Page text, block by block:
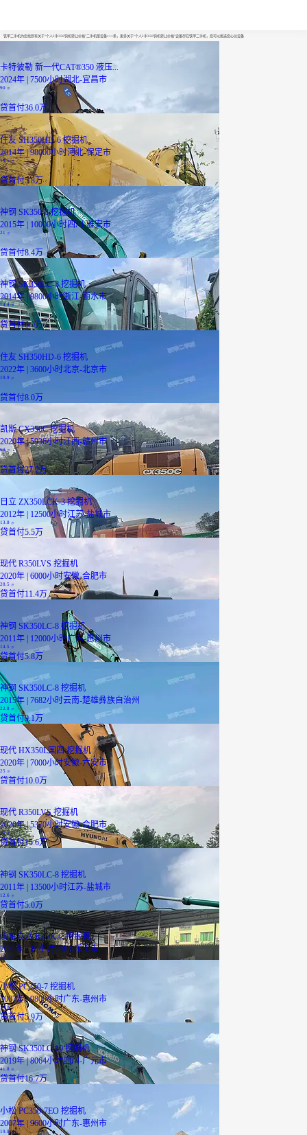
铁甲二手机为您找到有关于“个人2手350钩机转让价格”二手机型设备111条，更多关于“个人2手350钩机转让价格”设备尽在铁甲二手机，您可以挑选您心仪设备
卡特彼勒 新一代CAT®350 液压...
2024年 | 7500小时湖北-宜昌市
90 万
贷首付36.0万
住友 SH350HD-6 挖掘机
2014年 | 98000小时河北-保定市
14.5万
贷首付5.8万
神钢 SK350-8 挖掘机
2015年 | 10000小时四川-雅安市
21 万
贷首付8.4万
神钢 SK350LC-8 挖掘机
2014年 | 9800小时浙江-丽水市
14.9 万
贷首付6.0万
住友 SH350HD-6 挖掘机
2022年 | 3600小时北京-北京市
19.9 万
贷首付8.0万
凯斯 CX350C 挖掘机
2020年 | 5936小时江西-赣州市
68万
贷首付27.2万
日立 ZX350LCK-3 挖掘机
2012年 | 12500小时江苏-盐城市
13.8 万
贷首付5.5万
现代 R350LVS 挖掘机
2020年 | 6000小时安徽-合肥市
28.5 万
贷首付11.4万
神钢 SK350LC-8 挖掘机
2011年 | 12000小时广东-惠州市
14.5 万
贷首付5.8万
神钢 SK350LC-8 挖掘机
2015年 | 7682小时云南-楚雄彝族自治州
22.8 万
贷首付9.1万
现代 HX350L国四 挖掘机
2020年 | 7000小时安徽-六安市
25
贷首付10.0万
现代 R350LVS 挖掘机
2020年 | 5370小时安徽-合肥市
39万
贷首付15.6万
神钢 SK350LC-8 挖掘机
2011年 | 13500小时江苏-盐城市
12.6
贷首付5.0万
山东立派 R350CC 挖掘机
2025年 | 10小时四川-乐山市
3.3 万
小松 PC350-7 挖掘机
2007年 | 9800小时广东-惠州市
14.8万
贷首付5.9万
神钢 SK350LC-10 挖掘机
2019年 | 8064小时四川-广元市
41.8 万
贷首付16.7万
小松 PC350-7EO 挖掘机
2007年 | 9600小时广东-惠州市
19.8 万